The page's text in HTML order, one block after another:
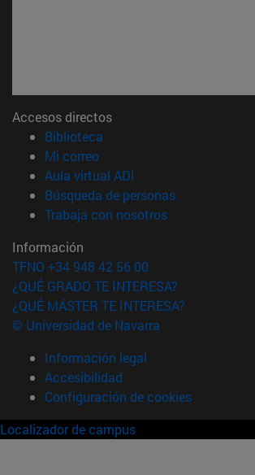
Accesos directos
Biblioteca
Mi correo(abre en nueva ventana)
Aula virtual ADI
Búsqueda de personas(abre en
Trabaja con nosotros(abre en nueva
Información
TFNO +34 948 42 56 00
¿QUÉ GRADO TE INTERESA?
¿QUÉ MÁSTER TE INTERESA?
© Universidad de Navarra
Información legal
Accesibilidad
Configuración de cookies
Localizador de campus